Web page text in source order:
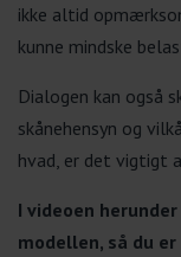
ikke altid
kunne mindske
Dialogen kan også
skånehensyn og
hvad, er det vigtigt
I videoen
modellen, så du